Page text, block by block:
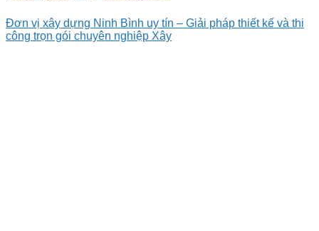
Đơn vị xây dựng Ninh Bình uy tín – Giải pháp thiết kế và thi
công trọn gói chuyên nghiệp Xây